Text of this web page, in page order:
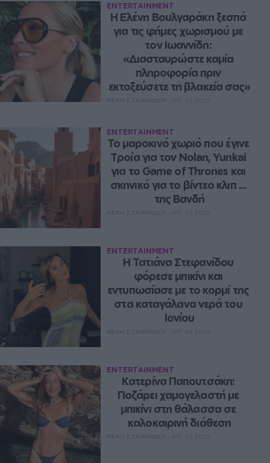
ENTERTAINMENT
Η Ελένη Βουλγαράκη ξεσπά
για τις φήμες χωρισμού με
τον Ιωαννίδη:
«Διασταυρώστε καμία
πληροφορία πριν
εκτοξεύσετε τη βλακεία σας»
ENTERTAINMENT
Το μαροκινό χωριό που έγινε
Τροία για τον Nolan, Yunkai
για το Game of Thrones και
σκηνικό για το βίντεο κλιπ ...
της Βανδή
ENTERTAINMENT
Η Τατιάνα Στεφανίδου
φόρεσε μπικίνι και
εντυπωσίασε με το κορμί της
στα καταγάλανα νερά του
Ιονίου
ENTERTAINMENT
Κατερίνα Παπουτσάκη:
Ποζάρει χαμογελαστή με
μπικίνι στη θάλασσα σε
καλοκαιρινή διάθεση